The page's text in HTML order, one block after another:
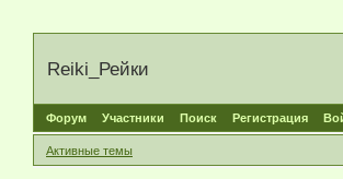
Reiki_Рейки
Форум Участники Поиск Регистрация
Активные темы